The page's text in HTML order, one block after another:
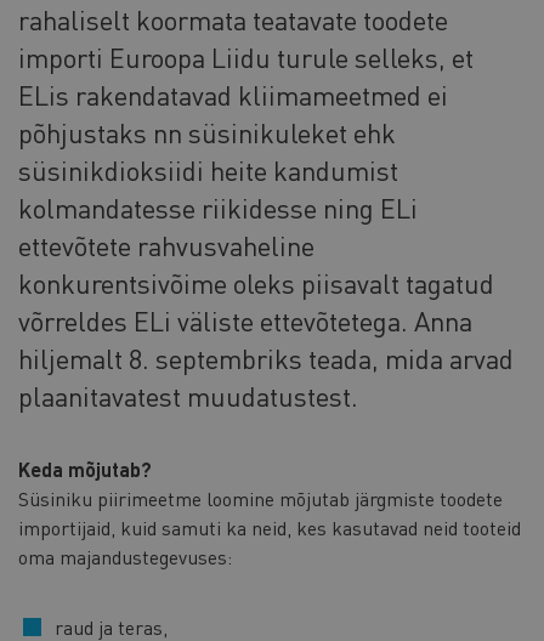
rahaliselt koormata teatavate toodete
importi Euroopa Liidu turule selleks, et
ELis rakendatavad kliimameetmed ei
põhjustaks nn süsinikuleket ehk
süsinikdioksiidi heite kandumist
kolmandatesse riikidesse ning ELi
ettevõtete rahvusvaheline
konkurentsivõime oleks piisavalt tagatud
võrreldes ELi väliste ettevõtetega. Anna
hiljemalt 8. septembriks teada, mida arvad
plaanitavatest muudatustest.
Keda mõjutab?
Süsiniku piirimeetme loomine mõjutab järgmiste toodete
importijaid, kuid samuti ka neid, kes kasutavad neid tooteid
oma majandustegevuses:
raud ja teras,